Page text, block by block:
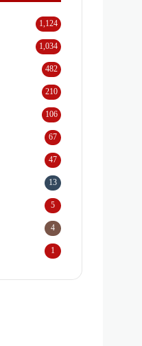
1,124
1,034
482
210
106
67
47
13
5
4
1